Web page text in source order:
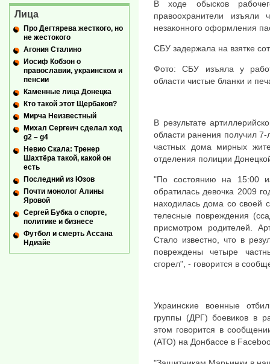
В ходе обысков
правоохранители
незаконного оформления
СБУ задержала на взятке
Фото: СБУ изъяла у
области чистые бланки и
В результате
области ранения получил
частных дома мирных
отделения полиции
"По состоянию на 15:00
обратилась девочка 2009
находилась дома со своей
телесные повреждения
присмотром родителей.
Стало известно, что в
повреждены четыре
сгорел", - говорится в
Украинские военные
группы (ДРГ) боевиков в
этом говорится в
(АТО) на Донбассе в
Лица
Про Дегтярева жесткого, но
не жестокого
Агония Сталино
Иосиф Кобзон о
православии, украинском и
пенсии
Каменные лица Донецка
Кто такой этот Щербаков?
Мирча Неизвестный
Михал Сергеич сделал ход
g2 – g4
Невио Скала: Тренер
Шахтёра такой, какой он
есть
Последний из Юзов
Почти монолог Алины
Яровой
Сергей Бубка о спорте,
политике и бизнесе
Футбол и смерть Ассана
Ндиайе